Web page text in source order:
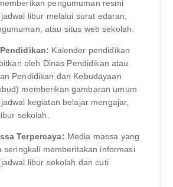
pengumuman resmi
libur melalui surat edaran,
atau situs web sekolah.
Kalender pendidikan
oleh Dinas Pendidikan atau
Pendidikan dan Kebudayaan
memberikan gambaran umum
kegiatan belajar mengajar,
sekolah.
Terpercaya: Media massa yang
seringkali memberitakan informasi
libur sekolah dan cuti